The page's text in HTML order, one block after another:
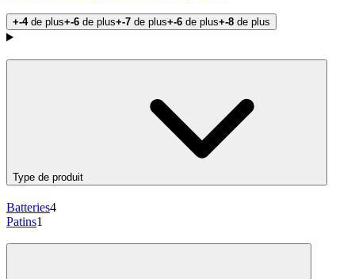
+-4de plus+-6 de plus+-7 de plus+-6 de plus+-8 de plus
Products
Type de produit
Batteries4
Patins1